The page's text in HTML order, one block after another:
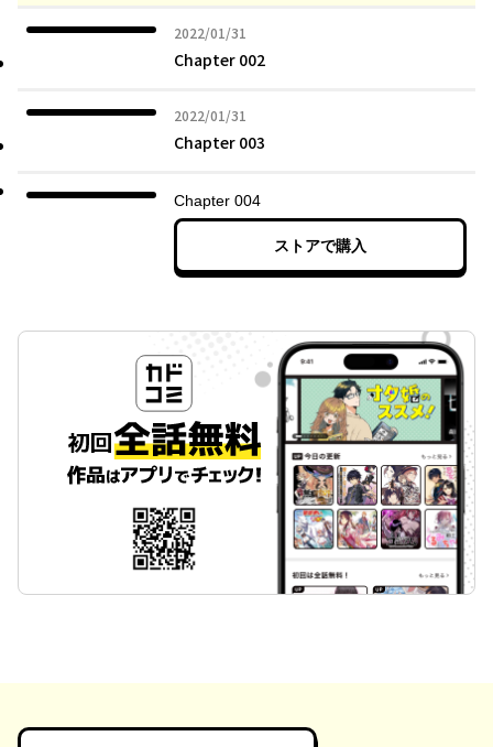
2022/01/31
2022年01月31日
Chapter 002
2022/01/31
2022年01月31日
Chapter 003
Chapter 004
ストアで購入